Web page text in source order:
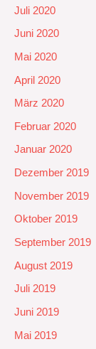
Juli 2020
Juni 2020
Mai 2020
April 2020
März 2020
Februar 2020
Januar 2020
Dezember 2019
November 2019
Oktober 2019
September 2019
August 2019
Juli 2019
Juni 2019
Mai 2019